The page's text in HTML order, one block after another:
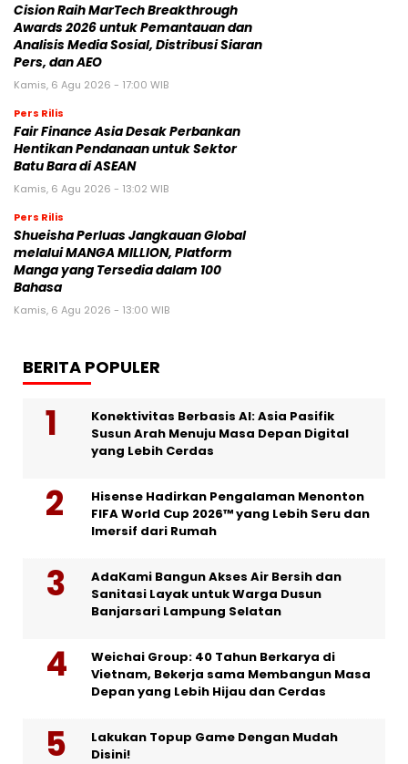
Cision Raih MarTech Breakthrough
Awards 2026 untuk Pemantauan dan
Analisis Media Sosial, Distribusi Siaran
Pers, dan AEO
Kamis, 6 Agu 2026 - 17:00 WIB
Pers Rilis
Fair Finance Asia Desak Perbankan
Hentikan Pendanaan untuk Sektor
Batu Bara di ASEAN
Kamis, 6 Agu 2026 - 13:02 WIB
Pers Rilis
Shueisha Perluas Jangkauan Global
melalui MANGA MILLION, Platform
Manga yang Tersedia dalam 100
Bahasa
Kamis, 6 Agu 2026 - 13:00 WIB
BERITA POPULER
Konektivitas Berbasis AI: Asia Pasifik
Susun Arah Menuju Masa Depan Digital
yang Lebih Cerdas
Hisense Hadirkan Pengalaman Menonton
FIFA World Cup 2026™ yang Lebih Seru dan
Imersif dari Rumah
AdaKami Bangun Akses Air Bersih dan
Sanitasi Layak untuk Warga Dusun
Banjarsari Lampung Selatan
Weichai Group: 40 Tahun Berkarya di
Vietnam, Bekerja sama Membangun Masa
Depan yang Lebih Hijau dan Cerdas
Lakukan Topup Game Dengan Mudah
Disini!